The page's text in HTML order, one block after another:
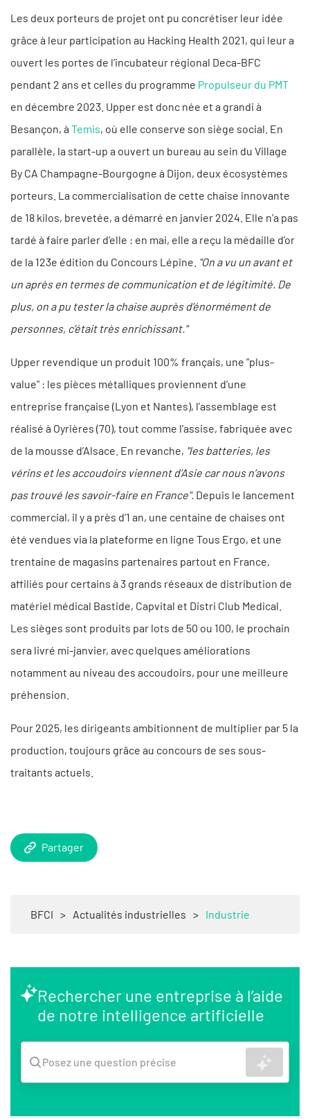
Les deux porteurs de projet ont pu concrétiser leur idée
grâce à leur participation au Hacking Health 2021, qui leur a
ouvert les portes de l’incubateur régional Deca-BFC
pendant 2 ans et celles du programme Propulseur du PMT
en décembre 2023. Upper est donc née et a grandi à
Besançon, à Temis, où elle conserve son siège social. En
parallèle, la start-up a ouvert un bureau au sein du Village
By CA Champagne-Bourgogne à Dijon, deux écosystèmes
porteurs. La commercialisation de cette chaise innovante
de 18 kilos, brevetée, a démarré en janvier 2024. Elle n’a pas
tardé à faire parler d’elle : en mai, elle a reçu la médaille d’or
de la 123e édition du Concours Lépine. "On a vu un avant et
un après en termes de communication et de légitimité. De
plus, on a pu tester la chaise auprès d’énormément de
personnes, c’était très enrichissant."
Upper revendique un produit 100% français, une "plus-
value" : les pièces métalliques proviennent d’une
entreprise française (Lyon et Nantes), l’assemblage est
réalisé à Oyrières (70), tout comme l’assise, fabriquée avec
de la mousse d’Alsace. En revanche, "les batteries, les
vérins et les accoudoirs viennent d’Asie car nous n’avons
pas trouvé les savoir-faire en France". Depuis le lancement
commercial, il y a près d’1 an, une centaine de chaises ont
été vendues via la plateforme en ligne Tous Ergo, et une
trentaine de magasins partenaires partout en France,
affiliés pour certains à 3 grands réseaux de distribution de
matériel médical Bastide, Capvital et Distri Club Medical.
Les sièges sont produits par lots de 50 ou 100, le prochain
sera livré mi-janvier, avec quelques améliorations
notamment au niveau des accoudoirs, pour une meilleure
préhension.
Pour 2025, les dirigeants ambitionnent de multiplier par 5 la
production, toujours grâce au concours de ses sous-
traitants actuels.
Partager
BFCI > Actualités industrielles > Industrie
Rechercher une entreprise à l’aide
de notre intelligence artificielle
Posez une question précise